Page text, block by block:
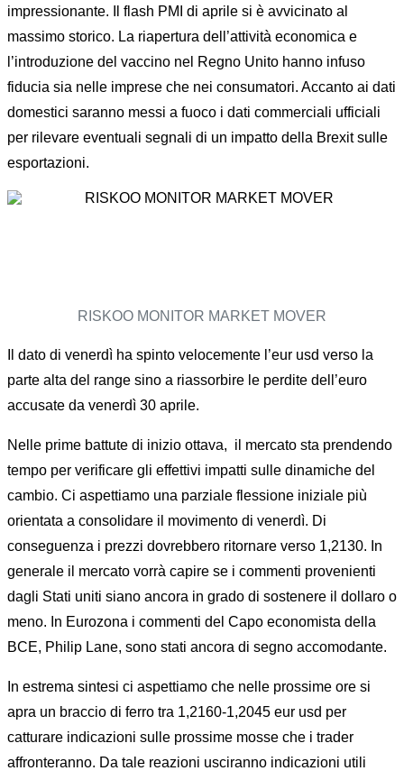
impressionante. Il flash PMI di aprile si è avvicinato al
massimo storico. La riapertura dell’attività economica e
l’introduzione del vaccino nel Regno Unito hanno infuso
fiducia sia nelle imprese che nei consumatori. Accanto ai dati
domestici saranno messi a fuoco i dati commerciali ufficiali
per rilevare eventuali segnali di un impatto della Brexit sulle
esportazioni.
RISKOO MONITOR MARKET MOVER
Il dato di venerdì ha spinto velocemente l’eur usd verso la
parte alta del range sino a riassorbire le perdite dell’euro
accusate da venerdì 30 aprile.
Nelle prime battute di inizio ottava, il mercato sta prendendo
tempo per verificare gli effettivi impatti sulle dinamiche del
cambio. Ci aspettiamo una parziale flessione iniziale più
orientata a consolidare il movimento di venerdì. Di
conseguenza i prezzi dovrebbero ritornare verso 1,2130. In
generale il mercato vorrà capire se i commenti provenienti
dagli Stati uniti siano ancora in grado di sostenere il dollaro o
meno. In Eurozona i commenti del Capo economista della
BCE, Philip Lane, sono stati ancora di segno accomodante.
In estrema sintesi ci aspettiamo che nelle prossime ore si
apra un braccio di ferro tra 1,2160-1,2045 eur usd per
catturare indicazioni sulle prossime mosse che i trader
affronteranno. Da tale reazioni usciranno indicazioni utili